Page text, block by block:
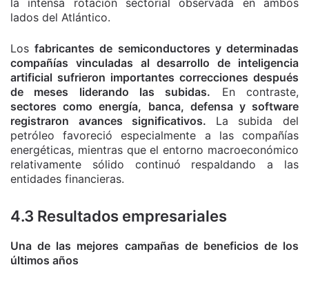
lados del Atlántico.
Losfabricantes de semiconductores y determinadas
compañías vinculadas al desarrollo de inteligencia
artificial sufrieron importantes correcciones después
de meses liderando las subidas. En contraste,
sectores como energía, banca, defensa y software
registraron avances significativos. La subida del
petróleo favoreció especialmente a las compañías
energéticas, mientras que el entorno macroeconómico
relativamente sólido continuó respaldando a las
entidades financieras.
4.3 Resultados empresariales
Una de las mejores campañas de beneficios de los
últimos años